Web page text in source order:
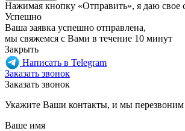
Нажимая кнопку «Отправить», я даю свое
Успешно
Ваша заявка успешно отправлена,
мы свяжемся с Вами в течение 10 минут
Закрыть
Написать в Telegram
Заказать звонок
Заказать звонок
Укажите Ваши контакты, и мы
Ваше имя